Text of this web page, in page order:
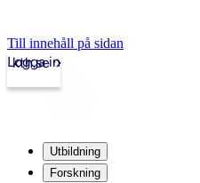
Till innehåll på sidan
kth.se
Logga in
Utbildning
Forskning